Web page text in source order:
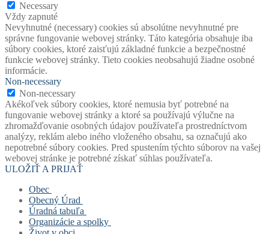
Necessary
Vždy zapnuté
Nevyhnutné (necessary) cookies sú absolútne nevyhnutné pre
správne fungovanie webovej stránky. Táto kategória obsahuje iba
súbory cookies, ktoré zaisťujú základné funkcie a bezpečnostné
funkcie webovej stránky. Tieto cookies neobsahujú žiadne osobné
informácie.
Non-necessary
Non-necessary
Akékoľvek súbory cookies, ktoré nemusia byť potrebné na
fungovanie webovej stránky a ktoré sa používajú výlučne na
zhromažďovanie osobných údajov používateľa prostredníctvom
analýzy, reklám alebo iného vloženého obsahu, sa označujú ako
nepotrebné súbory cookies. Pred spustením týchto súborov na vašej
webovej stránke je potrebné získať súhlas používateľa.
ULOŽIŤ A PRIJAŤ
Obec
Stará verzia webu
História obce
Mapový portál obce
Obecný Úrad
Obecný úrad
Starosta obce
Úradná tabuľa
Úradná tabuľa
Organizácie a spolky